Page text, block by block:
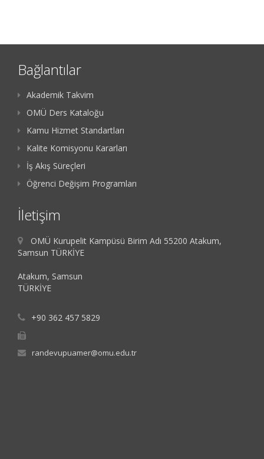
Bağlantılar
Akademik Takvim
OMÜ Ders Kataloğu
Kamu Hizmet Standartları
Kalite Komisyonu Kararları
İş Akış Süreçleri
Öğrenci Değişim Programları
İletişim
OMÜ Kurupelit Kampüsü Birim Adı 55200 Atakum,
Samsun TÜRKİYE
Atakum, Samsun
TÜRKİYE
+90 362 457 5829
randevupuamer@omu.edu.tr